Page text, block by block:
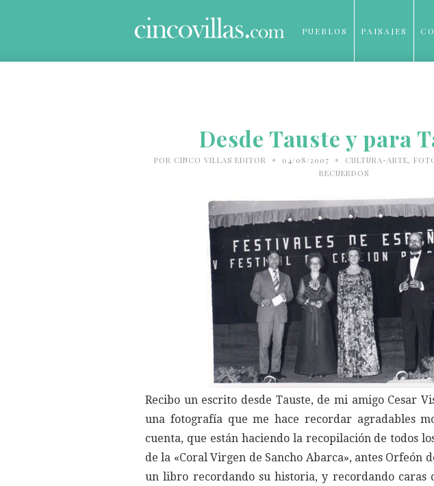
PUEBLOS PAISAJES
Desde Tauste y para
POR CINCO VILLAS EDITOR • 04/08/2007 • CULTURA-ARTE,
RECUERDOS
Recibo un escrito desde Tauste, de mi amigo Cesar
una fotografía que me hace recordar agradables
cuenta, que están haciendo la recopilación de todos
de la «Coral Virgen de Sancho Abarca», antes Orfeón
un libro recordando su historia, y recordando caras